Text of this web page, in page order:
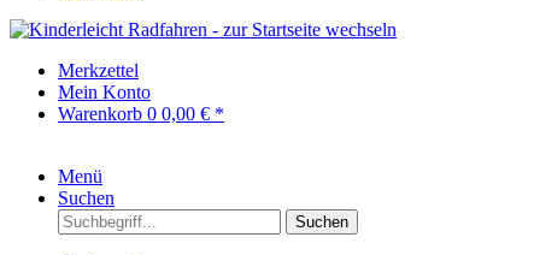
Merkzettel
Mein Konto
Warenkorb 0 0,00 € *
Menü
Suchen
Suchen